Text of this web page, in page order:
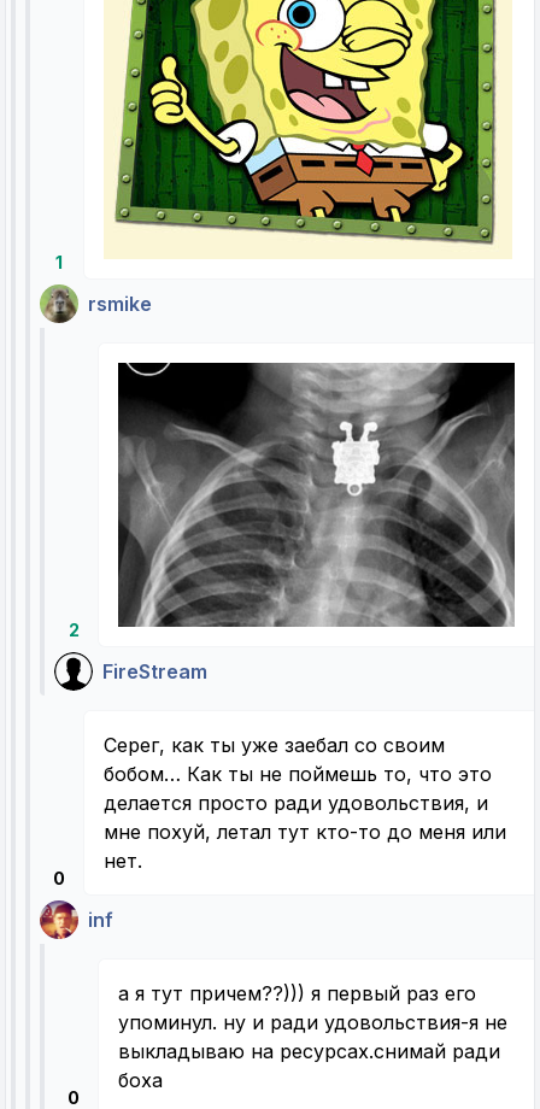
1
rsmike
2
FireStream
0
Серег, как ты уже заебал со своим
бобом… Как ты не поймешь то, что это
делается просто ради удовольствия, и
мне похуй, летал тут кто-то до меня или
нет.
inf
0
а я тут причем??))) я первый раз его
упоминул. ну и ради удовольствия-я не
выкладываю на ресурсах.снимай ради
боха